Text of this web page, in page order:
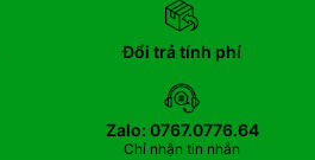
Đổi trả tính phí
Zalo: 0767.0776.64
Chỉ nhận tin nhắn